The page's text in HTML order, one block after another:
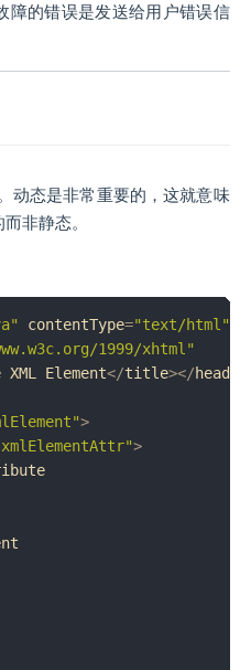
障的错误是发送给用户错误信
动态是非常重要的，这就意味
非静态。
contentType="text/html"
1999/xhtml"
XML Element</title></head
>
>
the attribute